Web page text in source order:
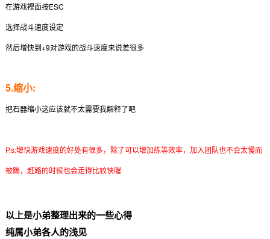
在游戏裡面按ESC
选择战斗速度设定
然后增快到+9对游戏的战斗速度来说差很多
5.缩小:
把石器缩小这应该就不太需要我解释了吧
P.s:增快游戏速度的好处有很多，除了可以增加练等效率，加入团队也不会太慢而
被踢，赶路的时候也会走得比较快喔
以上是小弟整理出来的一些心得
纯属小弟各人的浅见